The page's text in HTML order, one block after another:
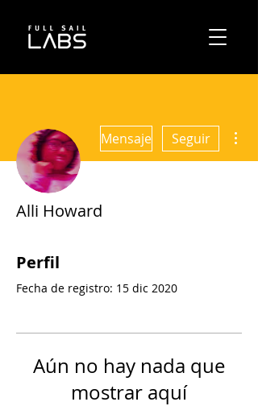
Mensaje Seguir
Alli Howard
Perfil
Fecha de registro: 15 dic 2020
Aún no hay nada que
mostrar aquí